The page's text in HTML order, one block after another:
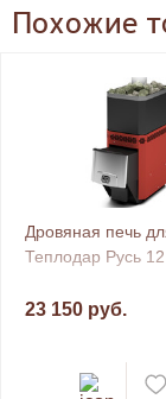
Похожие
Дровяная печь
Теплодар Русь
23 150 руб.